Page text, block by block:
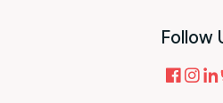
Follow